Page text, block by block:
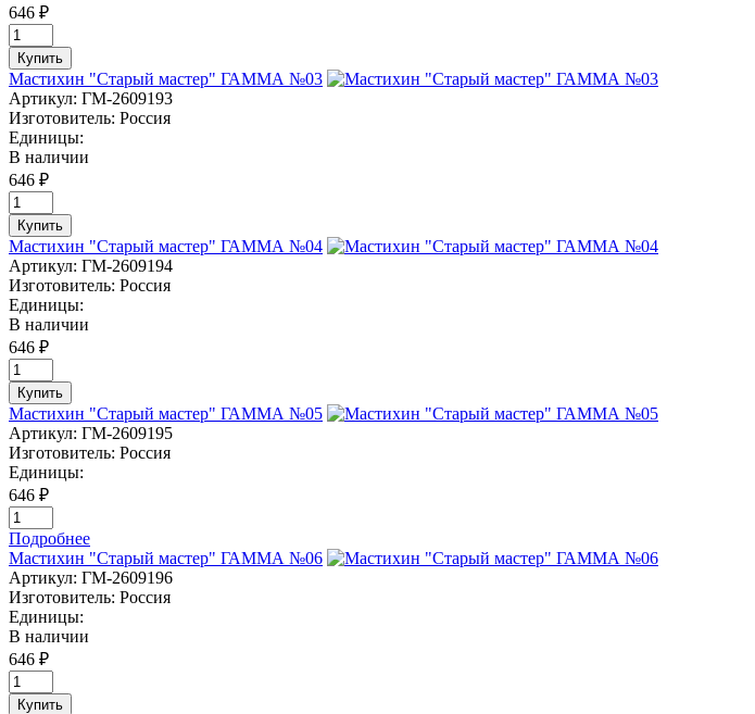
646 ₽
Купить
Мастихин "Старый мастер" ГАММА №03
Артикул: ГМ-2609193
Изготовитель: Россия
Единицы:
В наличии
646 ₽
Купить
Мастихин "Старый мастер" ГАММА №04
Артикул: ГМ-2609194
Изготовитель: Россия
Единицы:
В наличии
646 ₽
Купить
Мастихин "Старый мастер" ГАММА №05
Артикул: ГМ-2609195
Изготовитель: Россия
Единицы:
646 ₽
Подробнее
Мастихин "Старый мастер" ГАММА №06
Артикул: ГМ-2609196
Изготовитель: Россия
Единицы:
В наличии
646 ₽
Купить